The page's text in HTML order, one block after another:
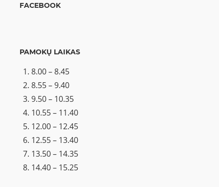
FACEBOOK
PAMOKŲ LAIKAS
8.00 – 8.45
8.55 – 9.40
9.50 – 10.35
10.55 – 11.40
12.00 – 12.45
12.55 – 13.40
13.50 – 14.35
14.40 – 15.25